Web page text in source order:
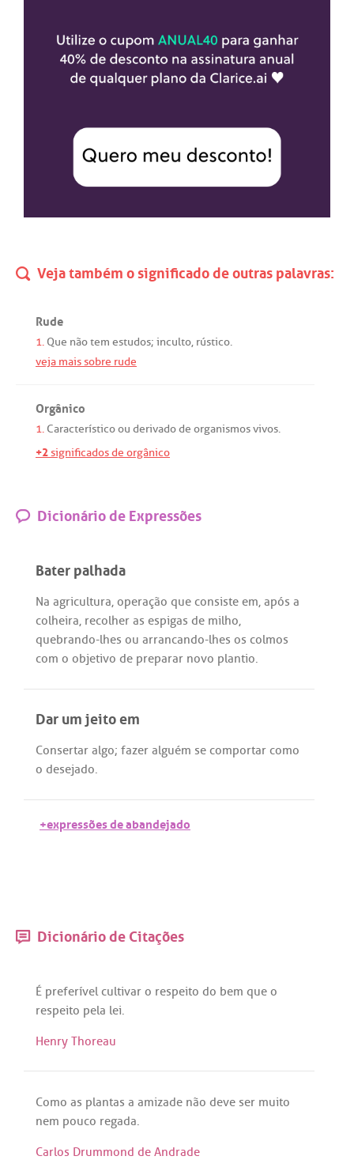
Veja também o significado de outras palavras:
Rude
1. Que nãotem estudos; inculto, rústico.
veja mais sobre rude
Orgânico
1. Característicoou derivadode organismosvivos.
+2significados de orgânico
Dicionário de Expressões
Bater palhada
Na agricultura, operação que consiste em, após a
colheira, recolher as espigas de milho,
quebrando-lhes ou arrancando-lhes os colmos
com o objetivo de preparar novo plantio.
Dar um jeito em
Consertar algo; fazer alguém se comportar como
o desejado.
+expressões de abandejado
Dicionário de Citações
É preferível cultivar o respeito do bem que o
respeito pela lei.
Henry Thoreau
Como as plantas a amizade não deve ser muito
nem pouco regada.
Carlos Drummond de Andrade